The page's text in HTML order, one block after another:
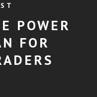
POWER
FOR